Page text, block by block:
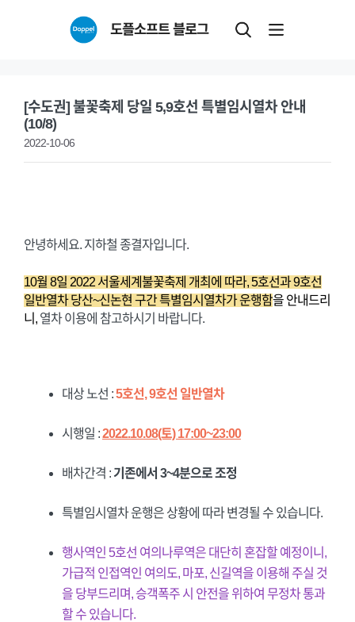
도플소프트 블로그
[수도권] 불꽃축제 당일 5,9호선 특별임시열차 안내
(10/8)
2022-10-06
안녕하세요. 지하철 종결자입니다.
10월 8일 2022 서울세계불꽃축제 개최에 따라, 5호선과 9호선
일반열차 당산~신논현 구간 특별임시열차가 운행함을 안내드리
니, 열차 이용에 참고하시기 바랍니다.
대상 노선 :5호선, 9호선 일반열차
시행일 :2022.10.08(토) 17:00~23:00
배차간격 : 기존에서 3~4분으로 조정
특별임시열차 운행은 상황에 따라 변경될 수 있습니다.
행사역인 5호선 여의나루역은 대단히 혼잡할 예정이니,
가급적 인접역인 여의도, 마포, 신길역을 이용해 주실 것
을 당부드리며, 승객폭주 시 안전을 위하여 무정차 통과
할 수 있습니다.